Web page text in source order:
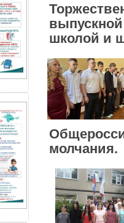
школой и
молчания.